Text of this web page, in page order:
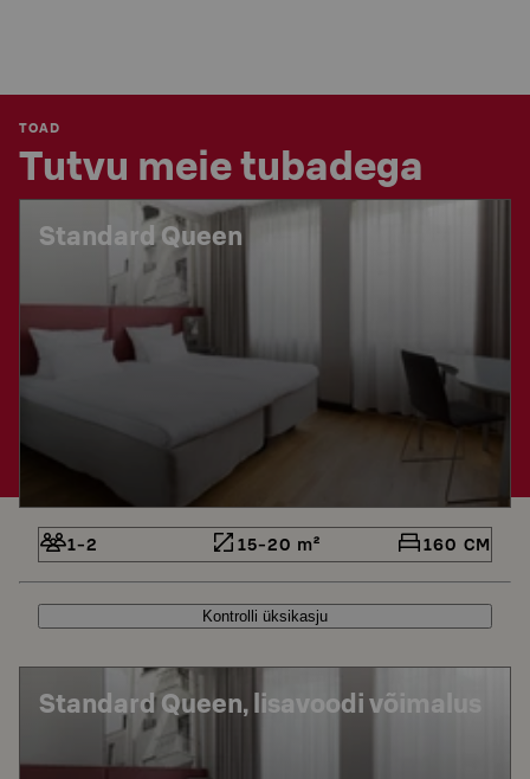
TOAD
Tutvu meie tubadega
Standard Queen
1-2 15-20 m² 160 CM
Kontrolli üksikasju
Standard Queen, lisavoodi võimalus